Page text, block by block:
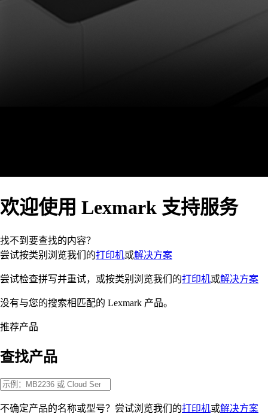
欢迎使用 Lexmark 支持服务
找不到要查找的内容？
尝试按类别浏览我们的打印机或解决方案
尝试检查拼写并重试，或按类别浏览我们的打印机或解决方案
没有与您的搜索相匹配的 Lexmark 产品。
推荐产品
查找产品
不确定产品的名称或型号？尝试浏览我们的打印机或解决方案